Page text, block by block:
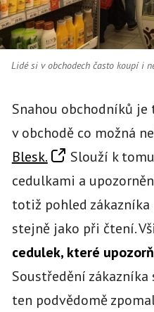
Lidé si v obchodech často koupí i
Snahou obchodníků je
v obchodě co možná
Blesk.
Slouží k
cedulkami a
totiž pohled zákazníka
stejně jako při čtení.
cedulek, které
Soustředění zákazníka
ten podvědomě